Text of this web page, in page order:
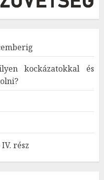
kockázatokkal és
rész